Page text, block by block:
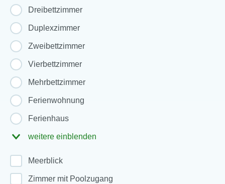
Dreibettzimmer
Duplexzimmer
Zweibettzimmer
Vierbettzimmer
Mehrbettzimmer
Ferienwohnung
Ferienhaus
weitere einblenden
Meerblick
Zimmer mit Poolzugang